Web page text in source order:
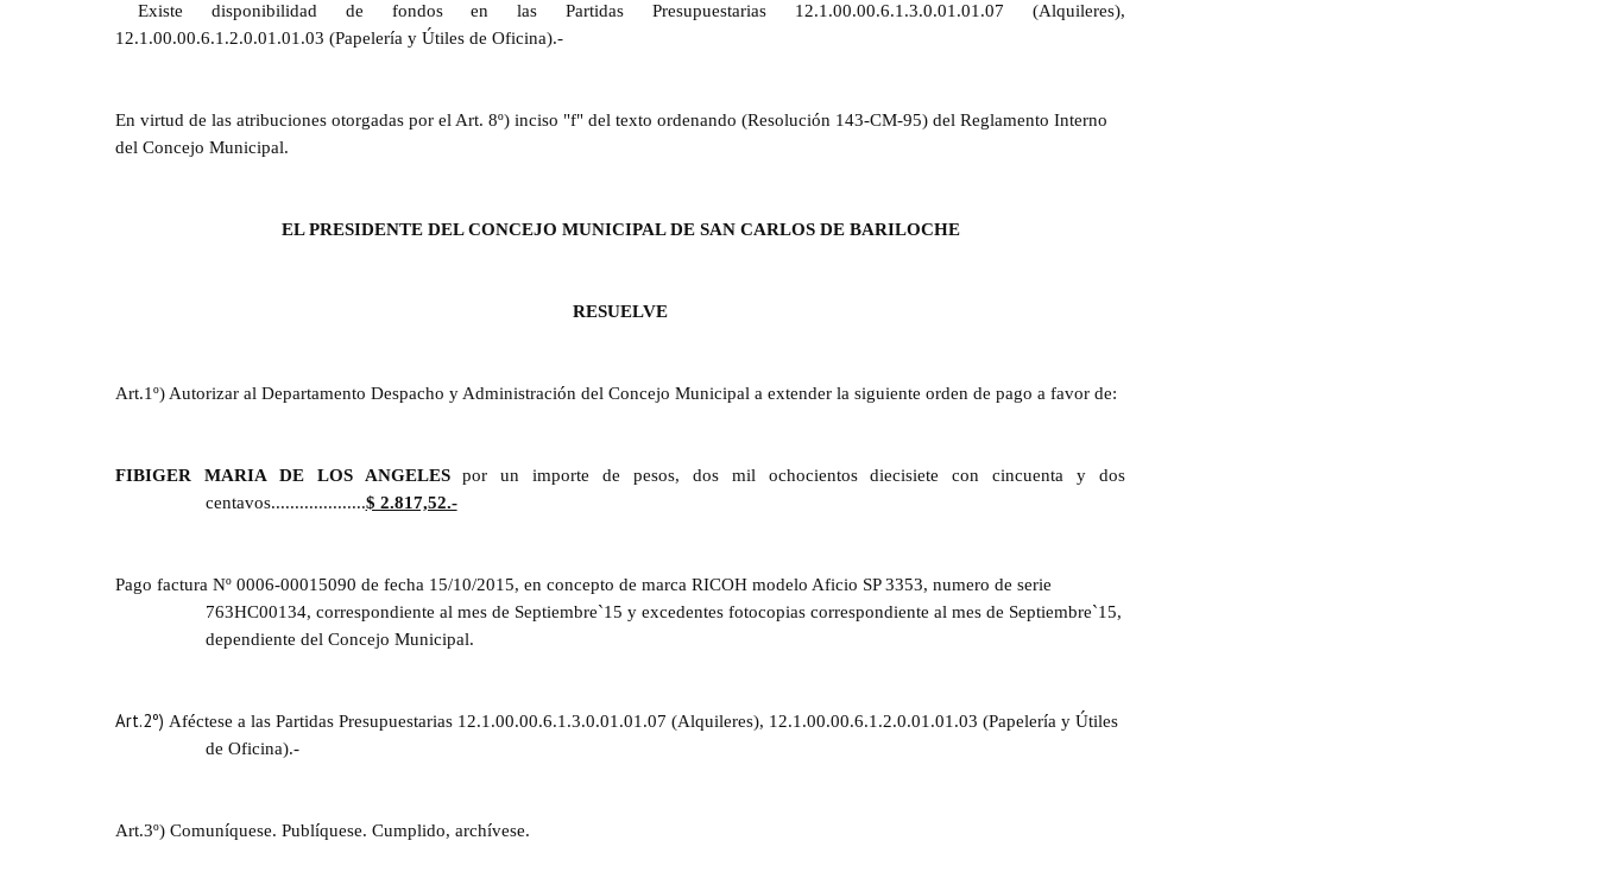
Existe disponibilidad de fondos en las Partidas Presupuestarias 12.1.00.00.6.1.3.0.01.01.07 (Alquileres),
12.1.00.00.6.1.2.0.01.01.03 (Papelería y Útiles de Oficina).-
En virtud de las atribuciones otorgadas por el Art. 8º) inciso "f" del texto ordenando (Resolución 143-CM-95) del Reglamento Interno
del Concejo Municipal.
EL PRESIDENTE DEL CONCEJO MUNICIPAL DE SAN CARLOS DE BARILOCHE
RESUELVE
Art.1º) Autorizar al Departamento Despacho y Administración del Concejo Municipal a extender la siguiente orden de pago a favor de:
FIBIGER MARIA DE LOS ANGELESpor un importe de pesos, dos mil ochocientos diecisiete con cincuenta y dos
centavos....................$ 2.817,52.-
Pago factura Nº 0006-00015090 de fecha 15/10/2015, en concepto de marca RICOH modelo Aficio SP 3353, numero de serie
763HC00134, correspondiente al mes de Septiembre`15 y excedentes fotocopias correspondiente al mes de Septiembre`15,
dependiente del Concejo Municipal.
Art.2º) Aféctese a las Partidas Presupuestarias 12.1.00.00.6.1.3.0.01.01.07 (Alquileres), 12.1.00.00.6.1.2.0.01.01.03 (Papelería y Útiles
de Oficina).-
Art.3º) Comuníquese. Publíquese. Cumplido, archívese.